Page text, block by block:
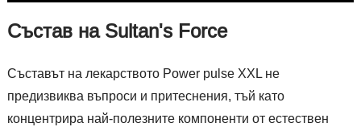
Състав на Sultan's Force
Съставът на лекарството Power pulse XXL не
предизвиква въпроси и притеснения, тъй като
концентрира най-полезните компоненти от естествен